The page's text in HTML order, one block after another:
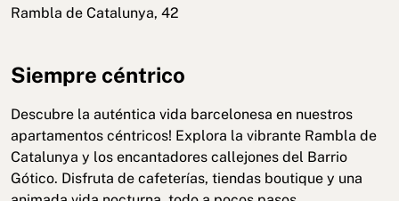
Rambla de Catalunya, 42
Siempre céntrico
Descubre la auténtica vida barcelonesa en nuestros
apartamentos céntricos! Explora la vibrante Rambla de
Catalunya y los encantadores callejones del Barrio
Gótico. Disfruta de cafeterías, tiendas boutique y una